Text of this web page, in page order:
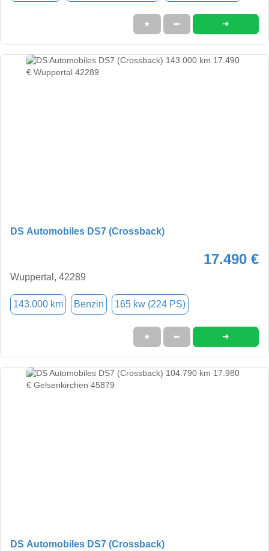
★ ➦ ➜
DS Automobiles DS7 (Crossback)
17.490 €
Wuppertal, 42289
143.000 km Benzin 165 kw (224 PS)
★ ➦ ➜
DS Automobiles DS7 (Crossback)